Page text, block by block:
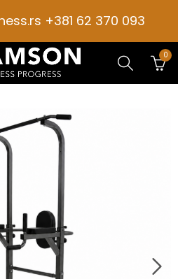
+381 62 370 093
0